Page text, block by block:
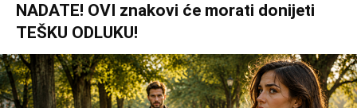
NADATE! OVI znakovi će morati donijeti
TEŠKU ODLUKU!